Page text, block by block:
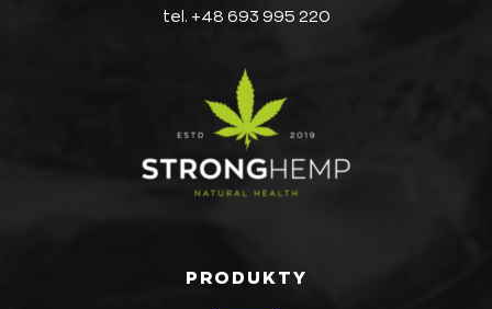
tel. +48 693 995 220
PRODUKTY